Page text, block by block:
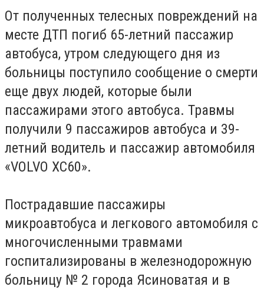
От полученных телесных повреждений на
месте ДТП погиб 65-летний пассажир
автобуса, утром следующего дня из
больницы поступило сообщение о смерти
еще двух людей, которые были
пассажирами этого автобуса. Травмы
получили 9 пассажиров автобуса и 39-
летний водитель и пассажир автомобиля
«VOLVO XC60».
Пострадавшие пассажиры
микроавтобуса и легкового автомобиля с
многочисленными травмами
госпитализированы в железнодорожную
больницу № 2 города Ясиноватая и в